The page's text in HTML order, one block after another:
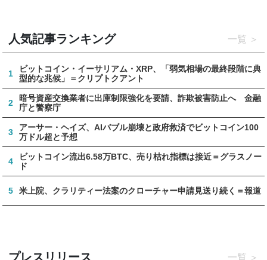
人気記事ランキング 一覧
1
ビットコイン・イーサリアム・XRP、「弱気相場の最終段階に典
型的な兆候」＝クリプトクアント
2
暗号資産交換業者に出庫制限強化を要請、詐欺被害防止へ 金融
庁と警察庁
3
アーサー・ヘイズ、AIバブル崩壊と政府救済でビットコイン100
万ドル超と予想
4
ビットコイン流出6.58万BTC、売り枯れ指標は接近＝グラスノー
ド
5 米上院、クラリティー法案のクローチャー申請見送り続く＝報道
プレスリリース 一覧